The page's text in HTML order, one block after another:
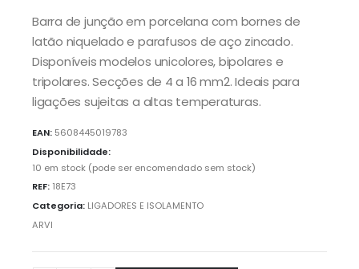
Barra de junção em porcelana com bornes de
latão niquelado e parafusos de aço zincado.
Disponíveis modelos unicolores, bipolares e
tripolares. Secções de 4 a 16 mm2. Ideais para
ligações sujeitas a altas temperaturas.
EAN: 5608445019783
Disponibilidade:
10 em stock (pode ser encomendado sem stock)
REF: 18E73
Categoria: LIGADORES E ISOLAMENTO
ARVI